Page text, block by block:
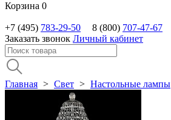
Корзина 0
+7 (495) 783-29-50 8 (800) 707-47-67
Заказать звонок Личный кабинет
Главная > Свет > Настольные лампы